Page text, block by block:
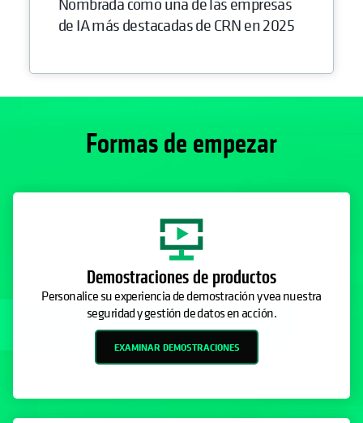
Nombrada como una de las empresas
de IA más destacadas de CRN en 2025
Formas de empezar
Demostraciones de productos
Personalice su experiencia de demostración y vea nuestra
seguridad y gestión de datos en acción.
EXAMINAR DEMOSTRACIONES